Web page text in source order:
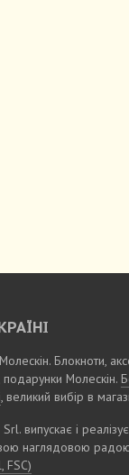
Блокноти,
подарунки Молескін.
, великий вибір в
випускає і
наглядовою
FSC)